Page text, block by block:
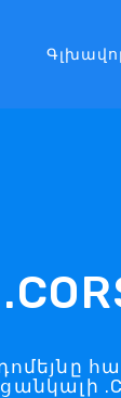
դոմեյնը
ցանկալի